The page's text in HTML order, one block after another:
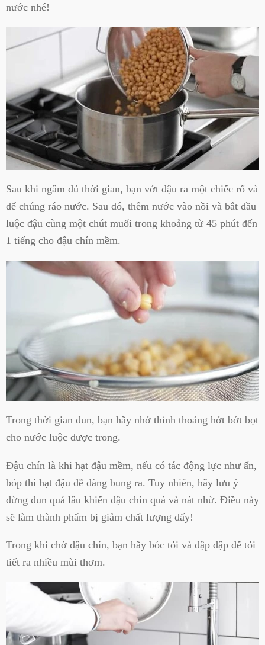
nước nhé!
Sau khi ngâm đủ thời gian, bạn vớt đậu ra một chiếc rổ và
để chúng ráo nước. Sau đó, thêm nước vào nồi và bắt đầu
luộc đậu cùng một chút muối trong khoảng từ 45 phút đến
1 tiếng cho đậu chín mềm.
Trong thời gian đun, bạn hãy nhớ thỉnh thoảng hớt bớt bọt
cho nước luộc được trong.
Đậu chín là khi hạt đậu mềm, nếu có tác động lực như ấn,
bóp thì hạt đậu dễ dàng bung ra. Tuy nhiên, hãy lưu ý
đừng đun quá lâu khiến đậu chín quá và nát nhừ. Điều này
sẽ làm thành phẩm bị giảm chất lượng đấy!
Trong khi chờ đậu chín, bạn hãy bóc tỏi và đập dập để tỏi
tiết ra nhiều mùi thơm.